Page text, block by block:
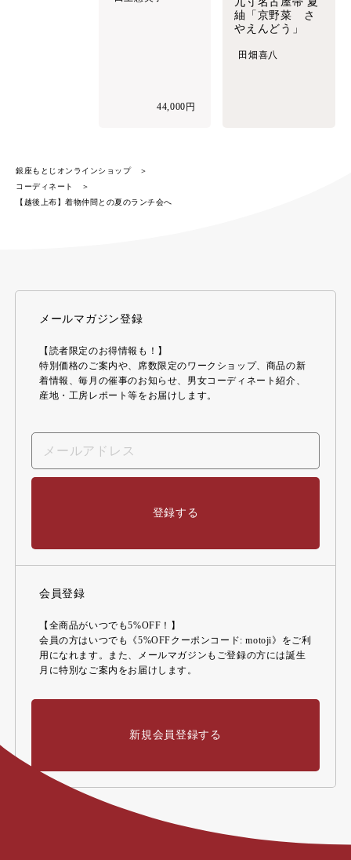
44,000円
紬「京野菜 さ
やえんどう」
田畑喜八
銀座もとじオンラインショップ
コーディネート
【越後上布】着物仲間との夏のランチ会へ
メールマガジン登録
【読者限定のお得情報も！】
特別価格のご案内や、席数限定のワークショップ、商品の新
着情報、毎月の催事のお知らせ、男女コーディネート紹介、
産地・工房レポート等をお届けします。
登録する
会員登録
【全商品がいつでも5%OFF！】
会員の方はいつでも《5%OFFクーポンコード: motoji》をご利
用になれます。また、メールマガジンもご登録の方には誕生
月に特別なご案内をお届けします。
新規会員登録する